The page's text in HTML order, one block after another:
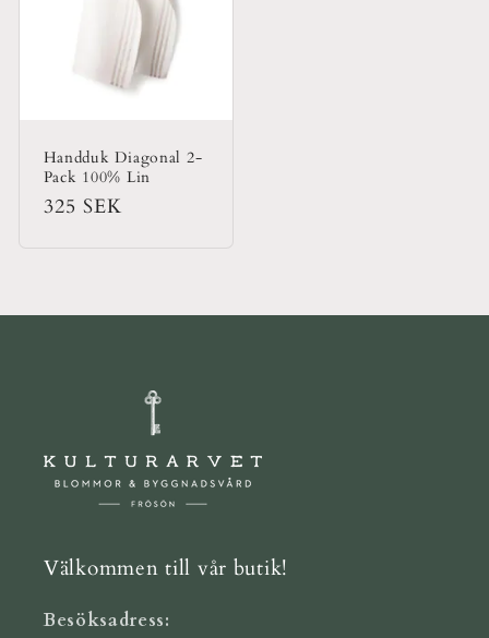
Handduk Diagonal 2-
Pack 100% Lin
Ordinarie
325 SEK
Välkommen till vår butik!
Besöksadress: